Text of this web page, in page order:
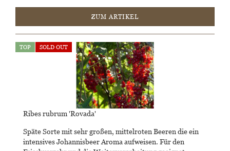
ZUM ARTIKEL
TOP SOLD OUT
Ribes rubrum 'Rovada'
Späte Sorte mit sehr großen, mittelroten Beeren die ein
intensives Johannisbeer Aroma aufweisen. Für den